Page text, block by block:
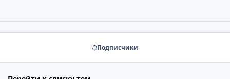
Подписчики